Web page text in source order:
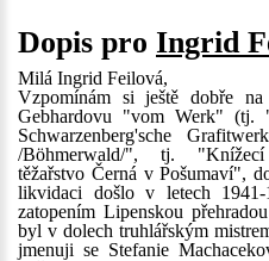
Dopis pro Ingrid
Milá Ingrid Feilová,
Vzpomínám si ještě dobře
Gebhardovu "vom Werk" (tj.
Schwarzenberg'sche
/Böhmerwald/", tj. "Knížecí
těžařstvo Černá v Pošumaví",
likvidaci došlo v letech
zatopením Lipenskou
byl v dolech truhlářským
jmenuji se Stefanie